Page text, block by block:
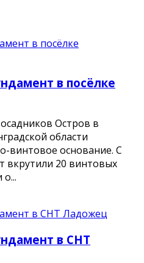
в посёлке
Остров в
области
винтовое основание. С
вкрутили 20 винтовых
в СНТ